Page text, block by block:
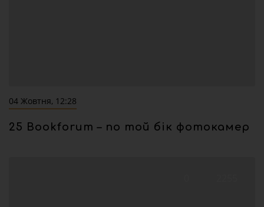
04 Жовтня, 12:28
25 Bookforum – по той бік фотокамер